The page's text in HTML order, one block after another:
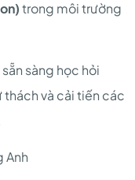
trong môi trường
sàng học hỏi
và cải tiến các
Anh